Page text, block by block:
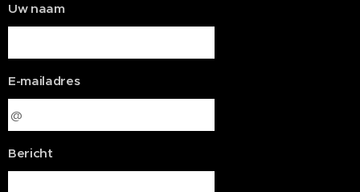
Uw naam
E-mailadres
Bericht